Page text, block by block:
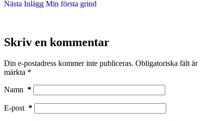
Nästa Inlägg Min första grind
Skriv en kommentar
Din e-postadress kommer inte publiceras. Obligatoriska fält är
märkta *
Namn *
E-post *